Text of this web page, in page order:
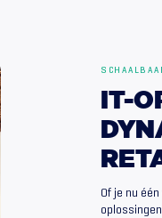
IT-
Of je nu